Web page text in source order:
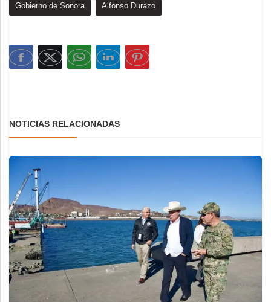
Gobierno de Sonora Alfonso Durazo
NOTICIAS RELACIONADAS